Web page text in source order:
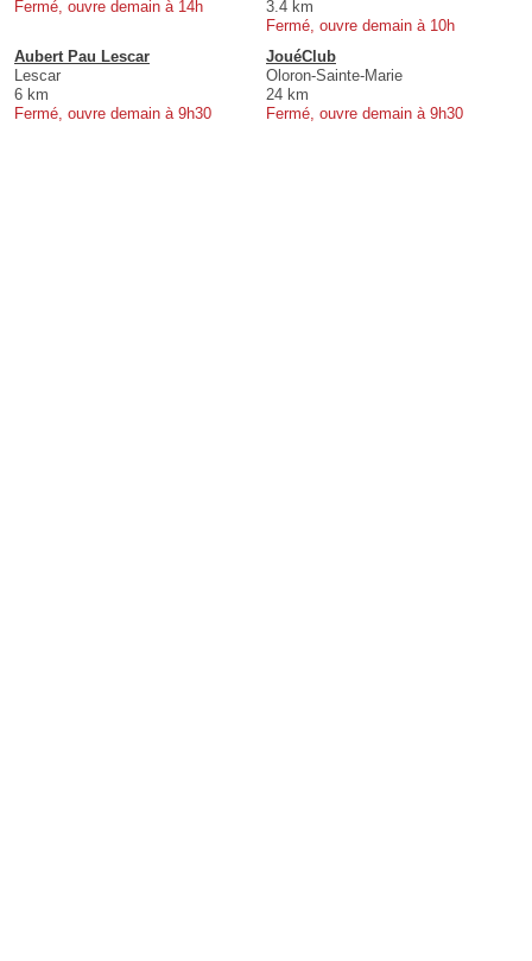
Fermé, ouvre demain à 14h
3.4 km
Fermé, ouvre demain à 10h
Aubert Pau Lescar
Lescar
6 km
Fermé, ouvre demain à 9h30
JouéClub
Oloron-Sainte-Marie
24 km
Fermé, ouvre demain à 9h30